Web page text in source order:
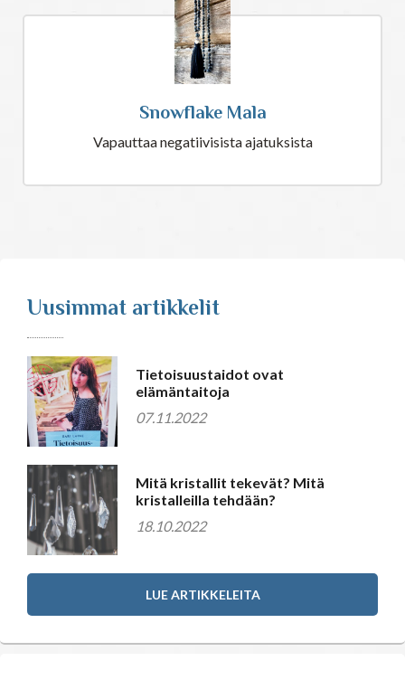
Snowflake Mala
Vapauttaa negatiivisista ajatuksista
Uusimmat artikkelit
Tietoisuustaidot ovat
elämäntaitoja
07.11.2022
Mitä kristallit tekevät? Mitä
kristalleilla tehdään?
18.10.2022
LUE ARTIKKELEITA